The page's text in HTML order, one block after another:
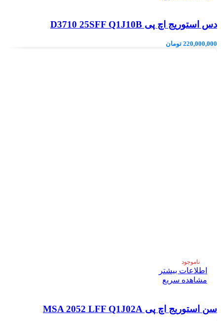
دس استوریج اچ پی D3710 25SFF Q1J10B
220,000,000 تومان
ناموجود
اطلاعات بیشتر
مشاهده سریع
سن استوریج اچ پی MSA 2052 LFF Q1J02A